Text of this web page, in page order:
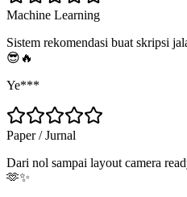
Machine Learning
Sistem rekomendasi buat skripsi
😎🔥
Ye***
Paper / Jurnal
Dari nol sampai layout camera
🫶✨